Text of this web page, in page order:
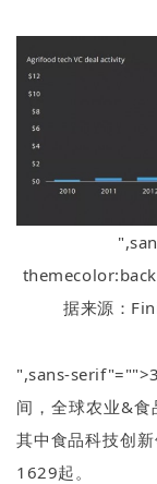
据来源：
",sans-
间，全球农业&食
其中食品科技创
1629起。